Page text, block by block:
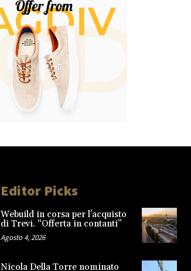
Editor Picks
Webuild in corsa per l’acquisto
di Trevi. “Offerta in contanti”
Agosto 4, 2026
Nicola Della Torre nominato